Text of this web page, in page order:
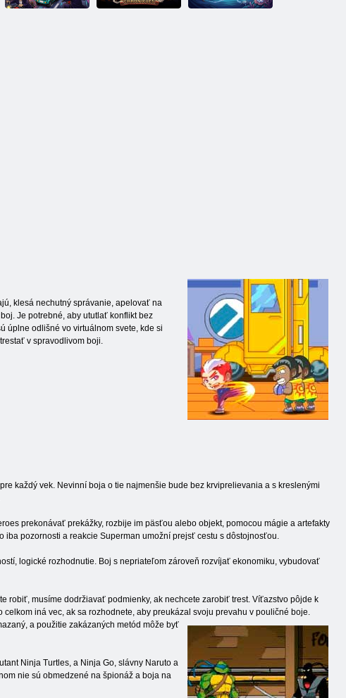
klesá nechutný správanie, apelovať na
Je potrebné, aby ututlať konflikt bez
úplne odlišné vo virtuálnom svete, kde si
v spravodlivom boji.
každý vek. Nevinní boja o tie najmenšie bude bez krviprelievania a s kreslenými
prekonávať prekážky, rozbije im päsťou alebo objekt, pomocou mágie a artefakty
iba pozornosti a reakcie Superman umožní prejsť cestu s dôstojnosťou.
logické rozhodnutie. Boj s nepriateľom zároveň rozvíjať ekonomiku, vybudovať
robiť, musíme dodržiavať podmienky, ak nechcete zarobiť trest. Víťazstvo pôjde k
iná vec, ak sa rozhodnete, aby preukázal svoju prevahu v pouličné boje.
a použitie zakázaných metód môže byť
Ninja Turtles, a Ninja Go, slávny Naruto a
nie sú obmedzené na špionáž a boja na